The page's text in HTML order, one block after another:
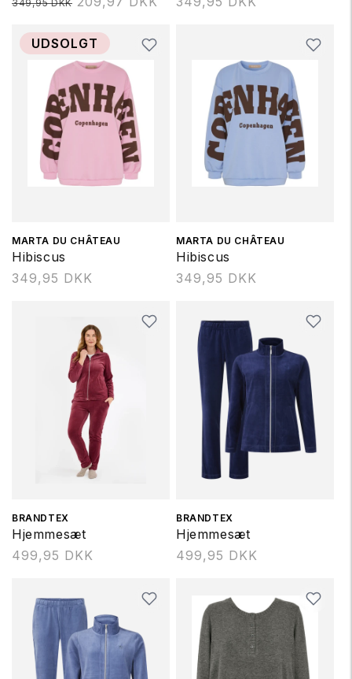
349,95 DKK
UDSOLGT
Forhandler:
MARTA DU CHÂTEAU
Hibiscus
Normalpris
349,95 DKK
Forhandler:
MARTA DU CHÂTEAU
Hibiscus
Normalpris
349,95 DKK
Forhandler:
BRANDTEX
Hjemmesæt
Normalpris
499,95 DKK
Forhandler:
BRANDTEX
Hjemmesæt
Normalpris
499,95 DKK